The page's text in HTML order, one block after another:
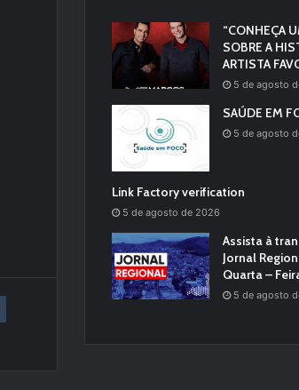
“CONHEÇA
SOBRE A
ARTISTA
5 de agosto
SAÚDE EM
5 de agosto
Link Factory verification
5 de agosto de 2026
Assista à
Jornal
Quarta –
5 de agosto